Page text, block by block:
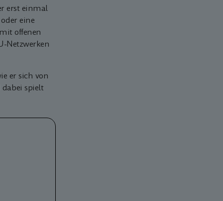
erst einmal
eine
offenen
Netzwerken
er sich von
spielt